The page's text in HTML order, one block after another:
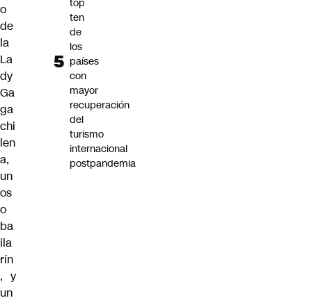
o
de
la
La
dy
Ga
ga
chi
len
a,
un
os
o
ba
ila
rín
, y
un
top
ten
de
los
países
con
mayor
recuperación
del
turismo
internacional
postpandemia